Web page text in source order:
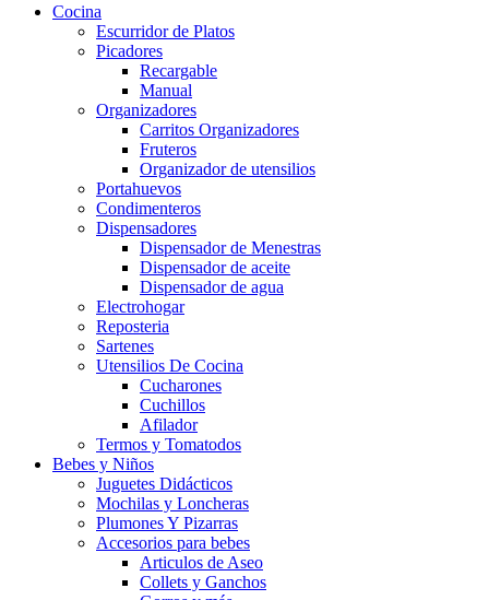
Cocina
Escurridor de Platos
Picadores
Recargable
Manual
Organizadores
Carritos Organizadores
Fruteros
Organizador de utensilios
Portahuevos
Condimenteros
Dispensadores
Dispensador de Menestras
Dispensador de aceite
Dispensador de agua
Electrohogar
Reposteria
Sartenes
Utensilios De Cocina
Cucharones
Cuchillos
Afilador
Termos y Tomatodos
Bebes y Niños
Juguetes Didácticos
Mochilas y Loncheras
Plumones Y Pizarras
Accesorios para bebes
Articulos de Aseo
Collets y Ganchos